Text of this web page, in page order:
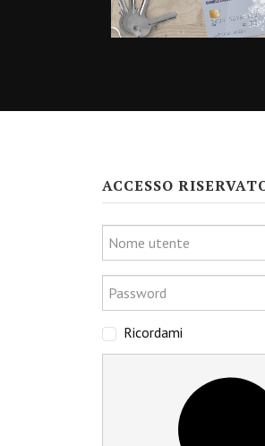
ACCESSO
Nome utente
Password
Ricordami